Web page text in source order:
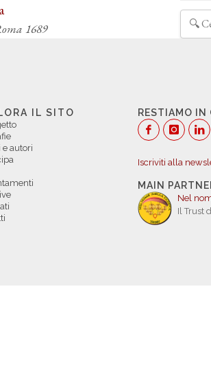
1689
IL SITO
e autori
RESTIAMO
Iscriviti alla
MAIN
Nel
Il Trust